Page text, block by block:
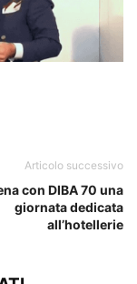
Articolo successivo
con DIBA 70 una
giornata dedicata
all’hotellerie